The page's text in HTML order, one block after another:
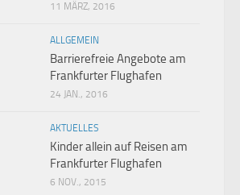
11 MÄRZ, 2016
ALLGEMEIN
Barrierefreie Angebote am
Frankfurter Flughafen
24 JAN., 2016
AKTUELLES
Kinder allein auf Reisen am
Frankfurter Flughafen
6 NOV., 2015